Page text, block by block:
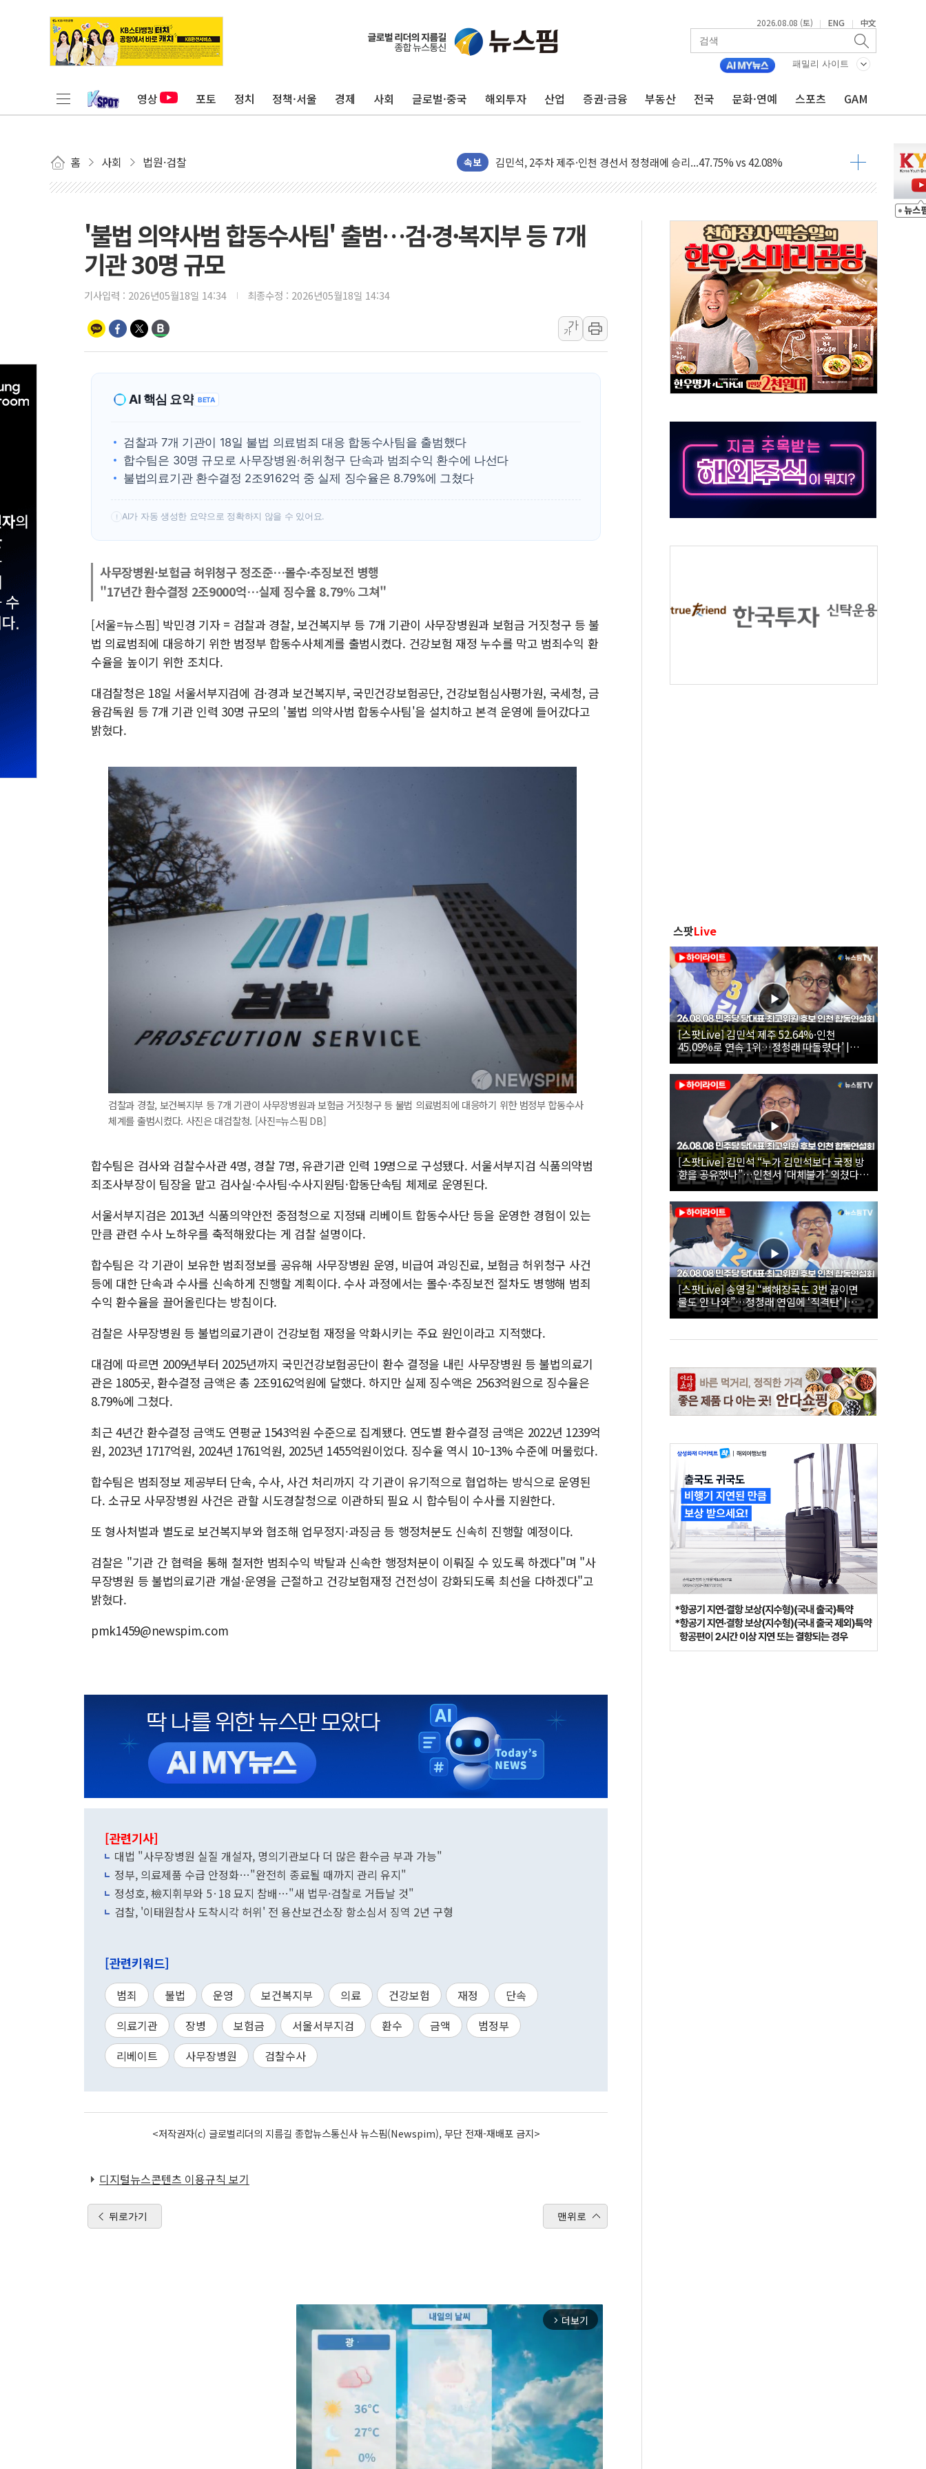
2026.08.08 (토) | ENG | 中文
패밀리 사이트
영상 포토 정치 정책·서울 경제 사회 글로벌·중국 해외투자 산업 증권·금융 부동산 전국 문화·연예 스포츠 GAM
홈 사회 법원·검찰 속보
[종합] 김민석, 정청래에 '0.86%p' 차 재역전 성공...金 45.42% vs 鄭 44.56%
김민석, 2주차 제주·인천 경선서 정청래에 승리...47.75% vs 42.08%
인사하는 김민석 당대표 후보
[속보] 민주, 인천 경선 결과 발표...김민석 45.09% 정청래 43.27% 송영길 11.63%
[속보] 민주, 제주 경선 결과 발표...김민석 52.64% 정청래 39.89% 송영길 7.47%
美, 이란전 출구전략 만지작…공습 한계·탄약 부족 현실화
강릉·동해·삼척 시간당 최대 50㎜ 폭우…강원 동해안 강한 비 이어져
폐기물 수거하다 참변…60대 환경미화원 수거차에 치여 사망
서울 중랑구 주택가서 흉기 난동…60대 남성 2명 숨져
李대통령 "결혼 때문에 손해 보는 일 없게"…'결혼 페널티' 22개 과제 손본다
여수 오동도 인근 해상서 모터보트 전복…1명 사망·1명 실종
인천서 말다툼 중 어머니 흉기 살해 10대 아들 체포
'화합' 꺼낸 김민석에 '뻔뻔' 받아친 정청래…제주 연설서 신경전 고조
李대통령, ISA 개편 재검토 지시…與 "적극 환영"·野 "졸속 국정"
'불법 의약사범 합동수사팀' 출범…검·경·복지부 등 7개
기관 30명 규모
기사입력 : 2026년05월18일 14:34 최종수정 : 2026년05월18일 14:34
가
가
AI 핵심 요약 BETA
검찰과 7개 기관이 18일 불법 의료범죄 대응 합동수사팀을 출범했다
합수팀은 30명 규모로 사무장병원·허위청구 단속과 범죄수익 환수에 나선다
불법의료기관 환수결정 2조9162억 중 실제 징수율은 8.79%에 그쳤다
! AI가 자동 생성한 요약으로 정확하지 않을 수 있어요.
사무장병원·보험금 허위청구 정조준…몰수·추징보전 병행
"17년간 환수결정 2조9000억…실제 징수율 8.79% 그쳐"
[서울=뉴스핌] 박민경 기자 = 검찰과 경찰, 보건복지부 등 7개 기관이 사무장병원과 보험금 거짓청구 등 불
법 의료범죄에 대응하기 위한 범정부 합동수사체계를 출범시켰다. 건강보험 재정 누수를 막고 범죄수익 환
수율을 높이기 위한 조치다.
대검찰청은 18일 서울서부지검에 검·경과 보건복지부, 국민건강보험공단, 건강보험심사평가원, 국세청, 금
융감독원 등 7개 기관 인력 30명 규모의 '불법 의약사범 합동수사팀'을 설치하고 본격 운영에 들어갔다고
밝혔다.
검찰과 경찰, 보건복지부 등 7개 기관이 사무장병원과 보험금 거짓청구 등 불법 의료범죄에 대응하기 위한 범정부 합동수사
체계를 출범시켰다. 사진은 대검찰청. [사진=뉴스핌 DB]
합수팀은 검사와 검찰수사관 4명, 경찰 7명, 유관기관 인력 19명으로 구성됐다. 서울서부지검 식품의약범
죄조사부장이 팀장을 맡고 검사실·수사팀·수사지원팀·합동단속팀 체제로 운영된다.
서울서부지검은 2013년 식품의약안전 중점청으로 지정돼 리베이트 합동수사단 등을 운영한 경험이 있는
만큼 관련 수사 노하우를 축적해왔다는 게 검찰 설명이다.
합수팀은 각 기관이 보유한 범죄정보를 공유해 사무장병원 운영, 비급여 과잉진료, 보험금 허위청구 사건
등에 대한 단속과 수사를 신속하게 진행할 계획이다. 수사 과정에서는 몰수·추징보전 절차도 병행해 범죄
수익 환수율을 끌어올린다는 방침이다.
검찰은 사무장병원 등 불법의료기관이 건강보험 재정을 악화시키는 주요 원인이라고 지적했다.
대검에 따르면 2009년부터 2025년까지 국민건강보험공단이 환수 결정을 내린 사무장병원 등 불법의료기
관은 1805곳, 환수결정 금액은 총 2조9162억원에 달했다. 하지만 실제 징수액은 2563억원으로 징수율은
8.79%에 그쳤다.
최근 4년간 환수결정 금액도 연평균 1543억원 수준으로 집계됐다. 연도별 환수결정 금액은 2022년 1239억
원, 2023년 1717억원, 2024년 1761억원, 2025년 1455억원이었다. 징수율 역시 10~13% 수준에 머물렀다.
합수팀은 범죄정보 제공부터 단속, 수사, 사건 처리까지 각 기관이 유기적으로 협업하는 방식으로 운영된
다. 소규모 사무장병원 사건은 관할 시도경찰청으로 이관하되 필요 시 합수팀이 수사를 지원한다.
또 형사처벌과 별도로 보건복지부와 협조해 업무정지·과징금 등 행정처분도 신속히 진행할 예정이다.
검찰은 "기관 간 협력을 통해 철저한 범죄수익 박탈과 신속한 행정처분이 이뤄질 수 있도록 하겠다"며 "사
무장병원 등 불법의료기관 개설·운영을 근절하고 건강보험재정 건전성이 강화되도록 최선을 다하겠다"고
밝혔다.
pmk1459@newspim.com
[관련기사]
대법 "사무장병원 실질 개설자, 명의기관보다 더 많은 환수금 부과 가능"
정부, 의료제품 수급 안정화…"완전히 종료될 때까지 관리 유지"
정성호, 檢지휘부와 5·18 묘지 참배…"새 법무·검찰로 거듭날 것"
검찰, '이태원참사 도착시각 허위' 전 용산보건소장 항소심서 징역 2년 구형
[관련키워드]
범죄 불법 운영 보건복지부 의료 건강보험 재정
단속
의료기관
장병 보험금 서울서부지검 환수 금액
범정부
리베이트
사무장병원 검찰수사
<저작권자(c) 글로벌리더의 지름길 종합뉴스통신사 뉴스핌(Newspim), 무단 전재-재배포 금지>
디지털뉴스콘텐츠 이용규칙 보기
뒤로가기 맨위로
arrow_forward_ios 더보기
스팟Live
[스팟Live] 김민석 제주 52.64%·인천
45.09%로 연속 1위…정청래 따돌렸다’ |
26.08.08 더불어민주당 당대표·최고위원 후
보 인천 합동연설회
[스팟Live] 김민석 “누가 김민석보다 국정 방
향을 공유했나”…인천서 ‘대체불가’ 외쳤다 |
26.08.08 더불어민주당 당대표·최고위원 후
보 인천 합동연설회
[스팟Live] 송영길 “뼈해장국도 3번 끓이면
물도 안 나와”…정청래 연임에 ‘직격탄’ |
26.08.08 더불어민주당 당대표·최고위원 후